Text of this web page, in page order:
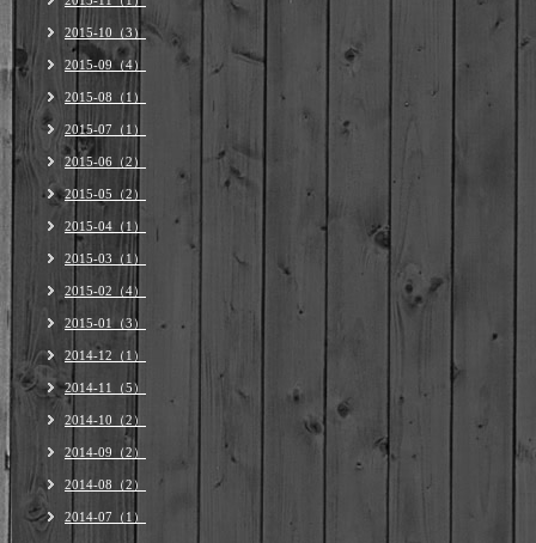
2015-10（3）
2015-09（4）
2015-08（1）
2015-07（1）
2015-06（2）
2015-05（2）
2015-04（1）
2015-03（1）
2015-02（4）
2015-01（3）
2014-12（1）
2014-11（5）
2014-10（2）
2014-09（2）
2014-08（2）
2014-07（1）